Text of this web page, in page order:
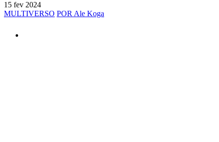
15 fev 2024
MULTIVERSO POR Ale Koga